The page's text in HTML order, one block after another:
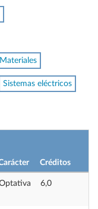
Materiales
Sistemas eléctricos
Créditos
6,0